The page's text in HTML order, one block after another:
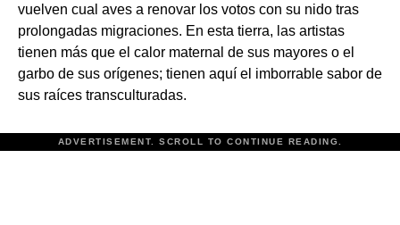
vuelven cual aves a renovar los votos con su nido tras
prolongadas migraciones. En esta tierra, las artistas
tienen más que el calor maternal de sus mayores o el
garbo de sus orígenes; tienen aquí el imborrable sabor de
sus raíces transculturadas.
ADVERTISEMENT. SCROLL TO CONTINUE READING.